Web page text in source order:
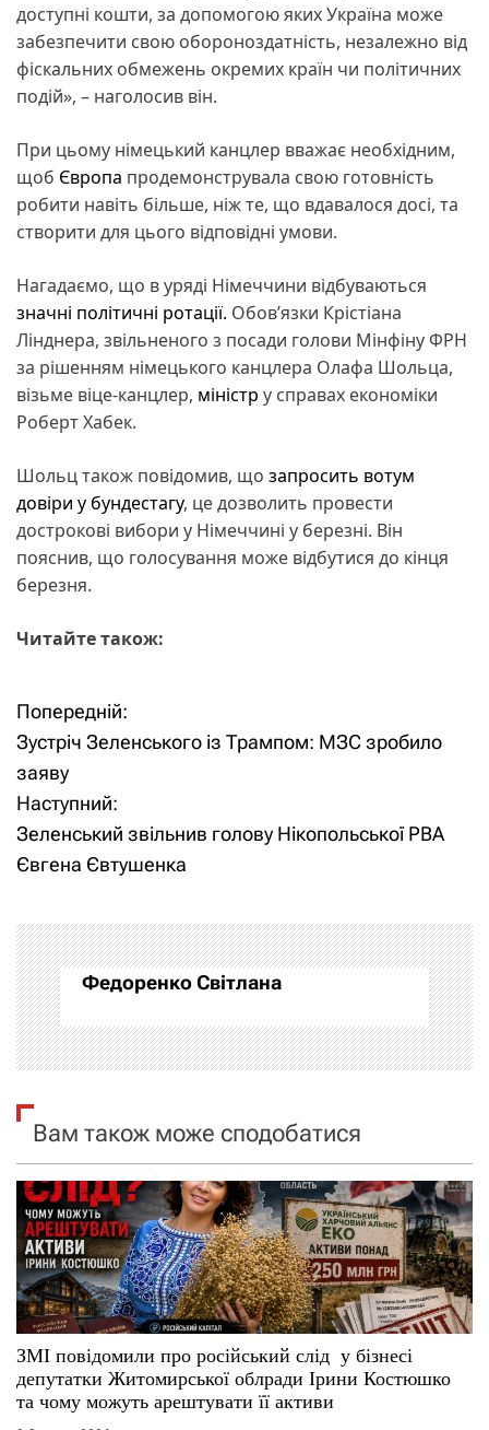
доступні кошти, за допомогою яких Україна може
забезпечити свою обороноздатність, незалежно від
фіскальних обмежень окремих країн чи політичних
подій», – наголосив він.
При цьому німецький канцлер вважає необхідним,
щоб Європа продемонструвала свою готовність
робити навіть більше, ніж те, що вдавалося досі, та
створити для цього відповідні умови.
Нагадаємо, що в уряді Німеччини відбуваються
значні політичні ротації. Обов’язки Крістіана
Лінднера, звільненого з посади голови Мінфіну ФРН
за рішенням німецького канцлера Олафа Шольца,
візьме віце-канцлер, міністр у справах економіки
Роберт Хабек.
Шольц також повідомив, що запросить вотум
довіри у бундестагу, це дозволить провести
дострокові вибори у Німеччині у березні. Він
пояснив, що голосування може відбутися до кінця
березня.
Читайте також:
Н
а
в
і
а
ц
і
а
п
и
с
і
в
Попередній:
Зустріч Зеленського із Трампом: МЗС зробило
заяву
Наступний:
Зеленський звільнив голову Нікопольської РВА
Євгена Євтушенка
Федоренко Світлана
Вам також може сподобатися
ЗМІ повідомили про російський слід у бізнесі
депутатки Житомирської облради Ірини Костюшко
та чому можуть арештувати її активи